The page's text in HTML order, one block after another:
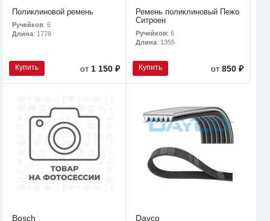
Поликлиновой ремень
Ручейков: 6
Длина: 1778
Купить от 1 150 ₽
Ремень поликлиновый Пежо
Ситроен
Ручейков: 6
Длина: 1355
Купить от850 ₽
Bosch
Dayco